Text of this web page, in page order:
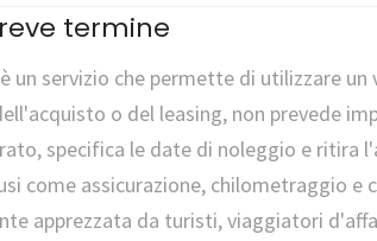
termine
un servizio che permette di utilizzare
o del leasing, non prevede
specifica le date di noleggio e ritira
come assicurazione, chilometraggio e
apprezzata da turisti, viaggiatori